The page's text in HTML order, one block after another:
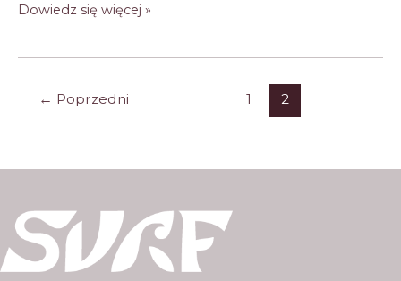
Wybór
Dowiedz się więcej »
← Poprzedni 1 2